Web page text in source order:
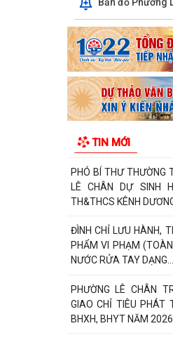
Bản đồ Phường
TIN MỚI
TRẬT TỰ ĐÔ THỊ,
8 NĂM 2026
PHÓ BÍ THƯ THƯỜNG
LÊ CHÂN ĐỐI THOẠI
TỔ DÂN PHỐ
NÂNG CAO CHẤT
CẦU PHỤC VỤ NHÂN
PHÓ BÍ THƯ THƯỜNG
LÊ CHÂN DỰ SINH
TH&THCS KÊNH
ĐÌNH CHỈ LƯU HÀNH,
PHẨM VI PHẠM
NƯỚC RỬA TAY DẠNG...
PHƯỜNG LÊ CHÂN
GIAO CHỈ TIÊU PHÁT
BHXH, BHYT NĂM 2026